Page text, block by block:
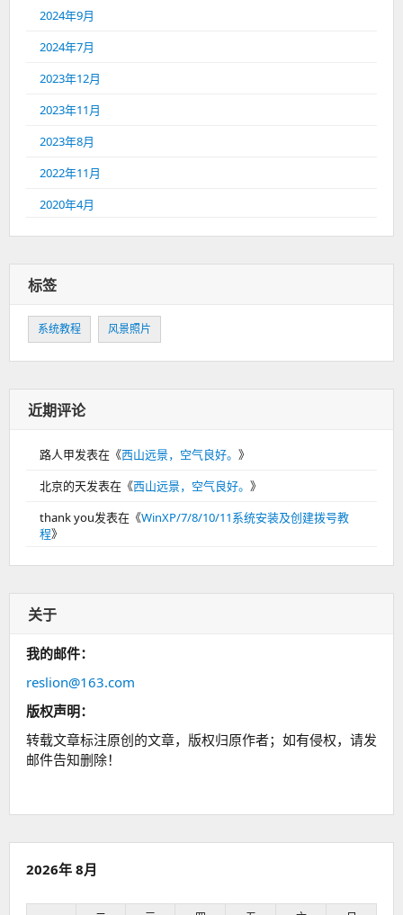
2024年9月
2024年7月
2023年12月
2023年11月
2023年8月
2022年11月
2020年4月
标签
系统教程 风景照片
近期评论
路人甲发表在《西山远景，空气良好。 》
北京的天发表在《西山远景，空气良好。 》
thank you发表在《WinXP/7/8/10/11系统安装及创建拨号教
程》
关于
我的邮件：
reslion@163.com
版权声明：
转载文章标注原创的文章，版权归原作者；如有侵权，请发
邮件告知删除！
2026年 8月